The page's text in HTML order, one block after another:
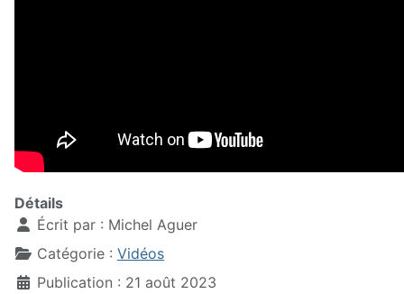
Détails
Écrit par : Michel Aguer
Catégorie : Vidéos
Publication : 21 août 2023